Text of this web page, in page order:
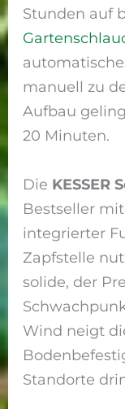
Stunden auf
manuell zu
Aufbau
20 Minuten.
Die KESSER
Bestseller
integrierter
Zapfstelle
solide, der
Wind neigt
Standorte